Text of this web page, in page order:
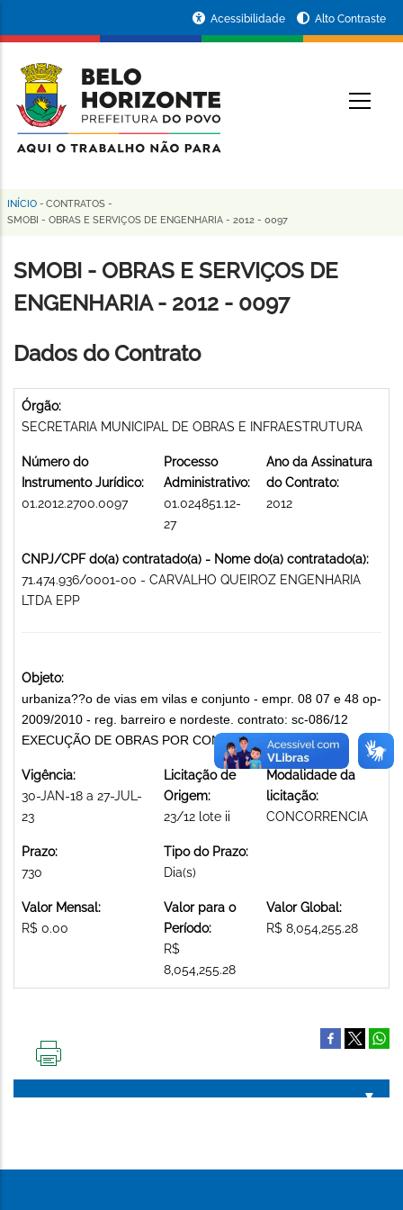
conteúdo
principal
da
Prefeitura
de
Horizonte
Acessibilidade Alto Contraste
Trilha
navegação
INÍCIO - CONTRATOS -
SMOBI - OBRAS E SERVIÇOS DE ENGENHARIA - 2012 - 0097
SMOBI - OBRAS E SERVIÇOS DE
ENGENHARIA - 2012 - 0097
Dados do Contrato
Órgão:
SECRETARIA MUNICIPAL DE OBRAS E INFRAESTRUTURA
Número do
Instrumento Jurídico:
01.2012.2700.0097
Processo
Administrativo:
01.024851.12-
27
Ano da Assinatura
do Contrato:
2012
CNPJ/CPF do(a) contratado(a) - Nome do(a) contratado(a):
71.474.936/0001-00 - CARVALHO QUEIROZ ENGENHARIA
LTDA EPP
Objeto:
urbaniza??o de vias em vilas e conjunto - empr. 08 07 e 48 op-
2009/2010 - reg. barreiro e nordeste. contrato: sc-086/12
EXECUÇÃO DE OBRAS POR CONTRATO
Vigência:
30-JAN-18 a 27-JUL-
23
Licitação de
Origem:
23/12 lote ii
Modalidade da
licitação:
CONCORRENCIA
Prazo:
730
Tipo do Prazo:
Dia(s)
Valor Mensal:
R$ 0.00
Valor para o
Período:
R$
8,054,255.28
Valor Global:
R$ 8,054,255.28
PÁGINA